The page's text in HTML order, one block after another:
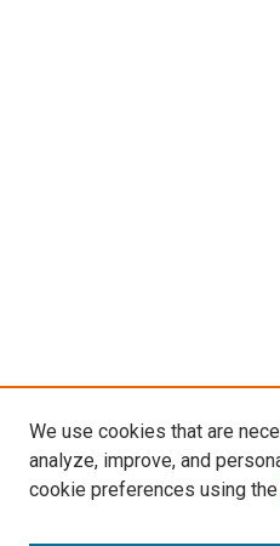
We use cookies that are
analyze, improve, and
cookie preferences using the